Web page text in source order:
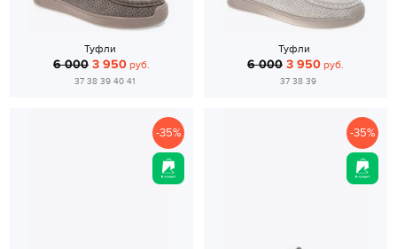
Туфли
6 000 3 950 руб.
37 38 39 40 41
Туфли
6 000 3 950 руб.
37 38 39
-35% -35%